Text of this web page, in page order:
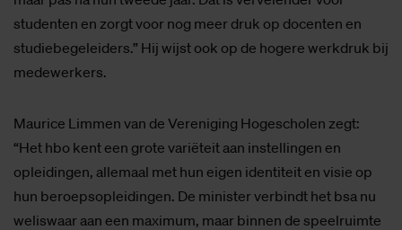
studenten en zorgt voor nog meer druk op docenten en
studiebegeleiders.” Hij wijst ook op de hogere werkdruk bij
medewerkers.
Maurice Limmen van de Vereniging Hogescholen zegt:
“Het hbo kent een grote variëteit aan instellingen en
opleidingen, allemaal met hun eigen identiteit en visie op
hun beroepsopleidingen. De minister verbindt het bsa nu
weliswaar aan een maximum, maar binnen de speelruimte